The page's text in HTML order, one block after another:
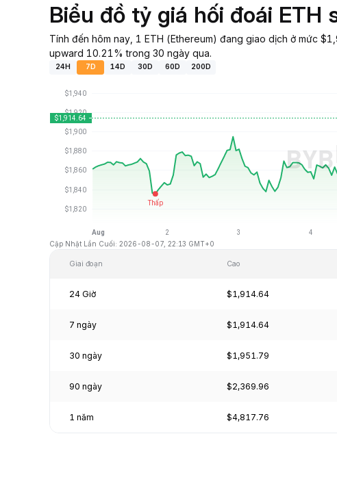
Biểu đồ tỷ giá hối đoái ETH
Tính đến hôm nay, 1 ETH (Ethereum) đang giao dịch ở mức
upward 10.21% trong 30 ngày qua.
24H 7D 14D 30D 60D 200D
Cập Nhật Lần Cuối: 2026-08-07, 22:13 GMT+0
Giai đoạn Cao
24 Giờ $1,914.64
7 ngày $1,914.64
30 ngày $1,951.79
90 ngày $2,369.96
1 năm $4,817.76